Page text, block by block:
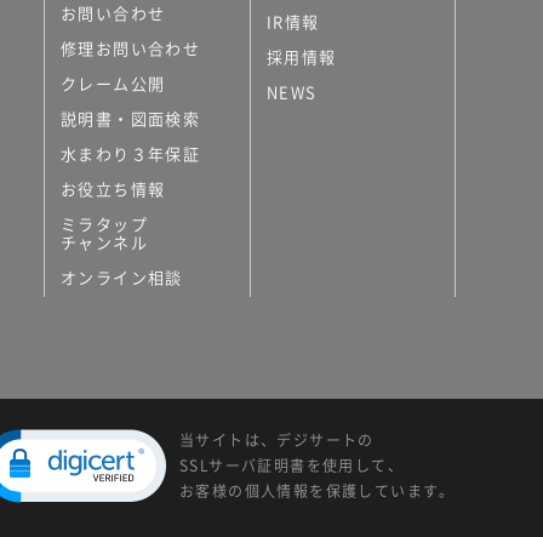
お問い合わせ
修理お問い合わせ
クレーム公開
説明書・図面検索
水まわり３年保証
お役立ち情報
ミラタップ
チャンネル
オンライン相談
IR情報
採用情報
NEWS
当サイトは、デジサートの
SSLサーバ証明書を使用して、
お客様の個人情報を保護しています。